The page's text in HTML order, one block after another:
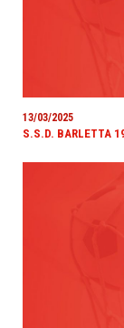
13/03/2025
S.S.D. BARLETTA